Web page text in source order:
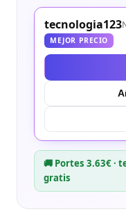
tecnologia123
MEJOR PRECIO
🚚 Portes 3.63€ ·
gratis